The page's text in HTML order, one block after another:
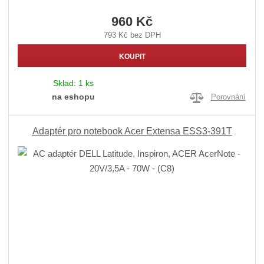
960 Kč
793 Kč bez DPH
KOUPIT
Sklad: 1 ks
na eshopu
Porovnání
Adaptér pro notebook Acer Extensa ESS3-391T